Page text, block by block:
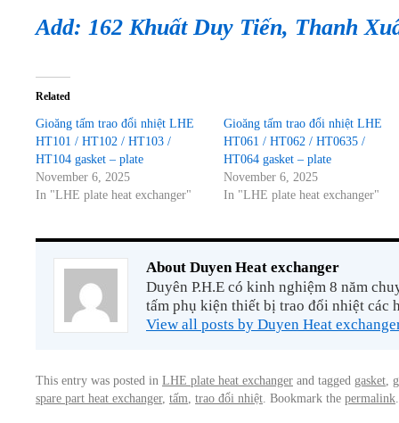
Add: 162 Khuất Duy Tiến, Thanh
Related
Gioăng tấm trao đổi nhiệt LHE
HT101 / HT102 / HT103 /
HT104 gasket – plate
November 6, 2025
In "LHE plate heat exchanger"
Gioăng tấm trao đổi nhiệt LHE
HT061 / HT062 / HT0635 /
HT064 gasket – plate
November 6, 2025
In "LHE plate heat exchanger"
About Duyen Heat exchanger
Duyên P.H.E có kinh nghiệm 8 năm
tấm phụ kiện thiết bị trao đổi nhiệt các
View all posts by Duyen Heat
This entry was posted in LHE plate heat exchanger and tagged gasket
spare part heat exchanger, tấm trao đổi nhiệt . Bookmark the permalink